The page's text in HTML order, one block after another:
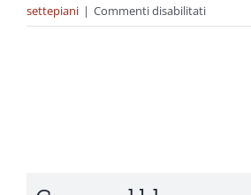
settepiani | Commenti disabilitatisu
Fuori